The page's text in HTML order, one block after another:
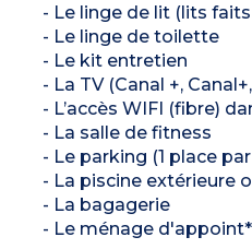
- Le linge de lit (lits
- Le linge de toilette
- Le kit entretien
- La TV (Canal +,
- L’accès WIFI (fibre)
- La salle de fitness
- Le parking (1 place
- La piscine extérieure
- La bagagerie
- Le ménage